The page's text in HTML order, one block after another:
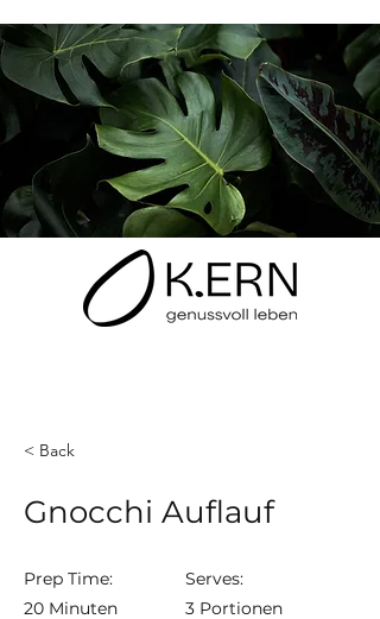
< Back
Gnocchi Auflauf
Prep Time:
20 Minuten
Serves:
3 Portionen